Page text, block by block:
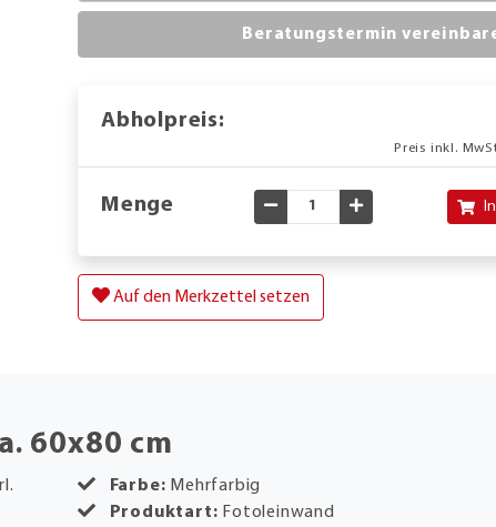
Beratungstermin
Abholpreis:
Preis inkl.
Menge Gewünschte Menge
Gewünschte
Auf den Merkzettel setzen
60x80 cm
Farbe: Mehrfarbig
Produktart: Fotoleinwand